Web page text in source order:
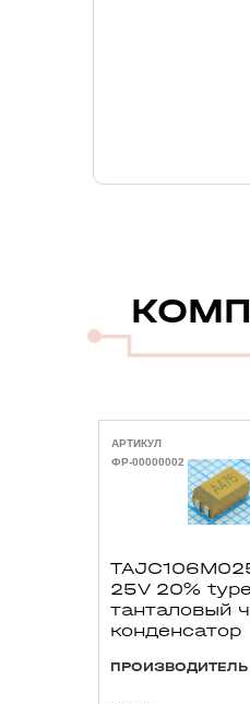
АРТИКУЛ
ФР-00000002
25V 20%
танталовый
конденсатор
ПРОИЗВОДИТЕЛЬ